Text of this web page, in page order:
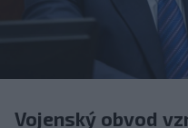
Vojenský obvod